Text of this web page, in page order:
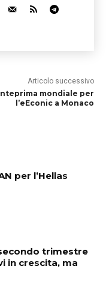
Articolo successivo
mondiale per
l’eEconic a Monaco
per l’Hellas
trimestre
in crescita, ma